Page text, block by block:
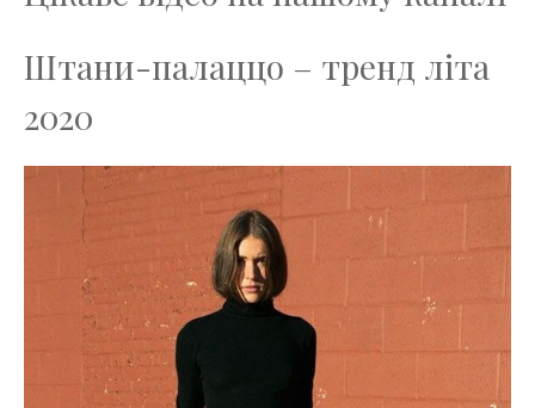
Штани-палаццо – тренд літа
2020